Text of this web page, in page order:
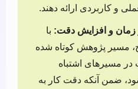
و کاربردی ارائه دهند.
و افزایش دقت: با
مسیر پژوهش کوتاه شده
در مسیرهای اشتباه
ضمن آنکه دقت کار به